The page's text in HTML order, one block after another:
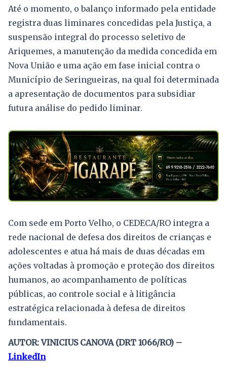
Até o momento, o balanço informado pela entidade
registra duas liminares concedidas pela Justiça, a
suspensão integral do processo seletivo de
Ariquemes, a manutenção da medida concedida em
Nova União e uma ação em fase inicial contra o
Município de Seringueiras, na qual foi determinada
a apresentação de documentos para subsidiar
futura análise do pedido liminar.
Com sede em Porto Velho, o CEDECA/RO integra a
rede nacional de defesa dos direitos de crianças e
adolescentes e atua há mais de duas décadas em
ações voltadas à promoção e proteção dos direitos
humanos, ao acompanhamento de políticas
públicas, ao controle social e à litigância
estratégica relacionada à defesa de direitos
fundamentais.
AUTOR: VINICIUS CANOVA (DRT 1066/RO) –
LinkedIn